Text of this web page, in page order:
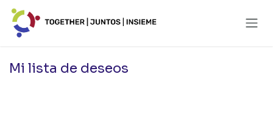
Ir al contenido
Mi lista de deseos